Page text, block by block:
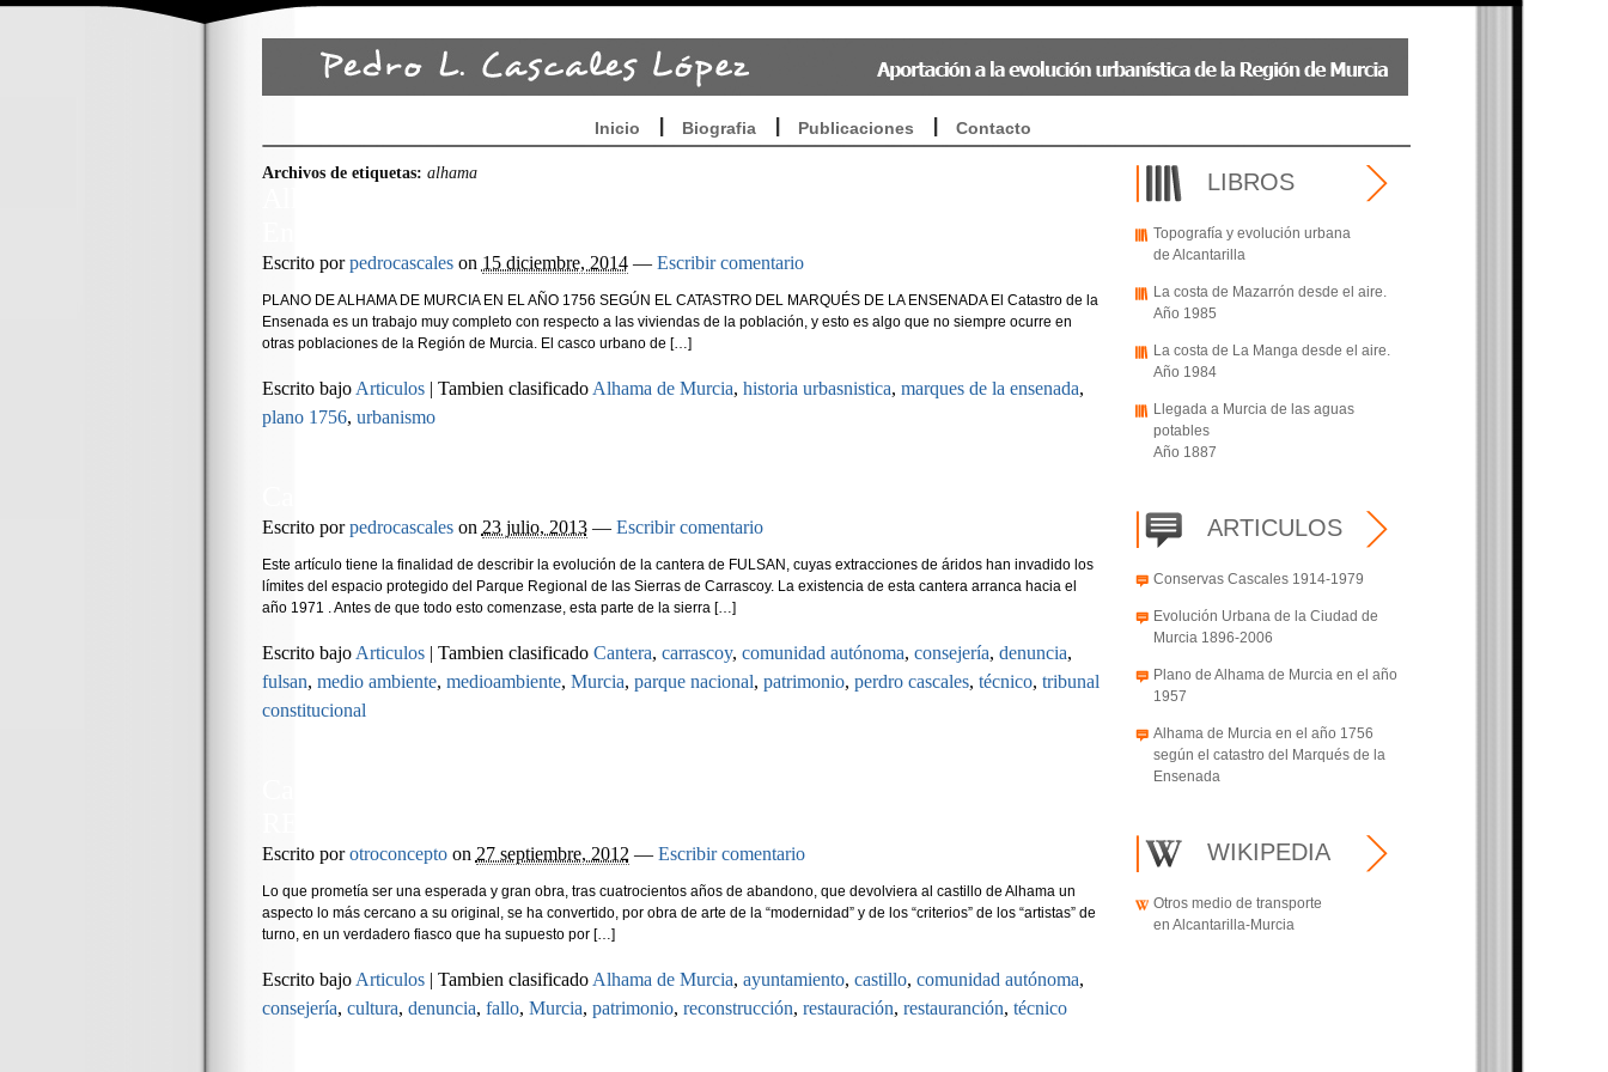
Inicio Biografia Publicaciones Contacto
Archivos de etiquetas: alhama
Escrito porpedrocascales on 15 diciembre, 2014 — Escribir comentario
PLANO DE ALHAMA DE MURCIA EN EL AÑO 1756 SEGÚN EL CATASTRO DEL MARQUÉS DE LA ENSENADA El Catastro de la
Ensenada es un trabajo muy completo con respecto a las viviendas de la población, y esto es algo que no siempre ocurre en
otras poblaciones de la Región de Murcia. El casco urbano de […]
Escrito bajo Articulos | Tambien clasificado Alhama de Murcia, historia urbasnistica, marques de la ensenada,
plano 1756, urbanismo
Escrito porpedrocascales on 23 julio, 2013 — Escribir comentario
Este artículo tiene la finalidad de describir la evolución de la cantera de FULSAN, cuyas extracciones de áridos han invadido los
límites del espacio protegido del Parque Regional de las Sierras de Carrascoy. La existencia de esta cantera arranca hacia el
año 1971 . Antes de que todo esto comenzase, esta parte de la sierra […]
Escrito bajo Articulos | Tambien clasificado Cantera, carrascoy, comunidad autónoma, consejería, denuncia,
fulsan, medio ambiente, medioambiente, Murcia, parque nacional, patrimonio, perdro cascales, técnico, tribunal
constitucional
Escrito porotroconcepto on 27 septiembre, 2012 — Escribir comentario
Lo que prometía ser una esperada y gran obra, tras cuatrocientos años de abandono, que devolviera al castillo de Alhama un
aspecto lo más cercano a su original, se ha convertido, por obra de arte de la “modernidad” y de los “criterios” de los “artistas” de
turno, en un verdadero fiasco que ha supuesto por […]
Escrito bajo Articulos | Tambien clasificado Alhama de Murcia, ayuntamiento, castillo, comunidad autónoma,
consejería, cultura, denuncia, fallo, Murcia, patrimonio, reconstrucción, restauración, restauranción, técnico
LIBROS
Topografía y evolución urbana
de Alcantarilla
La costa de Mazarrón desde el aire.
Año 1985
La costa de La Manga desde el aire.
Año 1984
Llegada a Murcia de las aguas
potables
Año 1887
ARTICULOS
Conservas Cascales 1914-1979
Evolución Urbana de la Ciudad de
Murcia 1896-2006
Plano de Alhama de Murcia en el año
1957
Alhama de Murcia en el año 1756
según el catastro del Marqués de la
Ensenada
WIKIPEDIA
Otros medio de transporte
en Alcantarilla-Murcia